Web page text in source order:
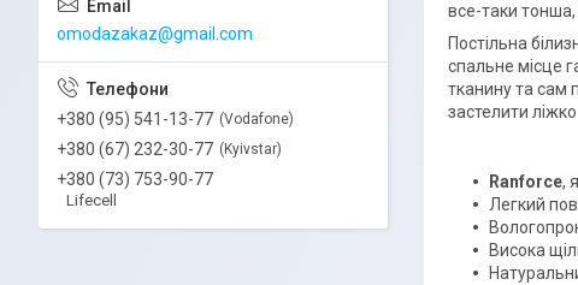
все-таки тонша,
Постільна
спальне місце
тканину та сам
застелити
Ranforce,
Легкий
Висока
omodazakaz@gmail.com
+380 (95) 541-13-77 Vodafone
+380 (67) 232-30-77 Kyivstar
+380 (73) 753-90-77
Lifecell